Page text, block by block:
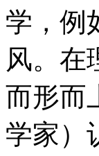
学，例
风。在
而形而
学家）